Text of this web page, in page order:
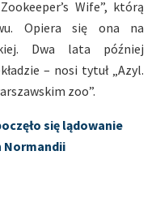
Wife”, którą
Opiera się ona na
Dwa lata później
– nosi tytuł „Azyl.
zoo”.
się lądowanie
Normandii